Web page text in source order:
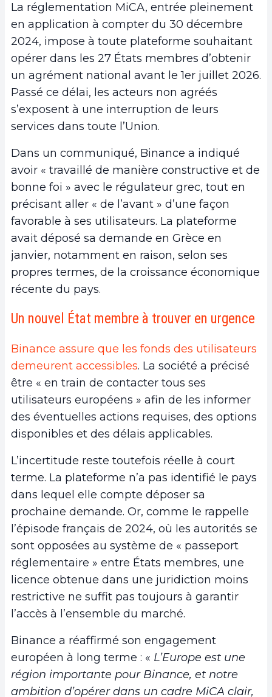
La réglementation MiCA, entrée pleinement
en application à compter du 30 décembre
2024, impose à toute plateforme souhaitant
opérer dans les 27 États membres d’obtenir
un agrément national avant le 1er juillet 2026.
Passé ce délai, les acteurs non agréés
s’exposent à une interruption de leurs
services dans toute l’Union.
Dans un communiqué, Binance a indiqué
avoir « travaillé de manière constructive et de
bonne foi » avec le régulateur grec, tout en
précisant aller « de l’avant » d’une façon
favorable à ses utilisateurs. La plateforme
avait déposé sa demande en Grèce en
janvier, notamment en raison, selon ses
propres termes, de la croissance économique
récente du pays.
Un nouvel État membre à trouver en urgence
Binance assure que les fonds des utilisateurs
demeurent accessibles. La société a précisé
être « en train de contacter tous ses
utilisateurs européens » afin de les informer
des éventuelles actions requises, des options
disponibles et des délais applicables.
L’incertitude reste toutefois réelle à court
terme. La plateforme n’a pas identifié le pays
dans lequel elle compte déposer sa
prochaine demande. Or, comme le rappelle
l’épisode français de 2024, où les autorités se
sont opposées au système de « passeport
réglementaire » entre États membres, une
licence obtenue dans une juridiction moins
restrictive ne suffit pas toujours à garantir
l’accès à l’ensemble du marché.
Binance a réaffirmé son engagement
européen à long terme : « L’Europe est une
région importante pour Binance, et notre
ambition d’opérer dans un cadre MiCA clair,